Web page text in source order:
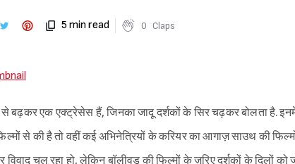
5 min read 0 Claps
बढ़कर एक एक्ट्रेसेस हैं, जिनका जादू दर्शकों के सिर चढ़कर बोलता है.
से की है तो वहीं कई अभिनेत्रियों के करियर का आगाज़ साउथ की
विवाद चल रहा हो, लेकिन बॉलीवुड की फिल्मों के ज़रिए दर्शकों के दिलों